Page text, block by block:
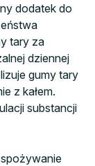
dodatek do
tary za
dziennej
gumy tary
z kałem.
substancji